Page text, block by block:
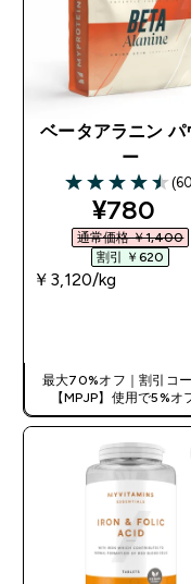
ベータアラニン パ
ー
4.48 out of 5
¥780‎
通常価格 ￥1,400‎
割引 ￥620‎
￥3,120‎/kg
最大70%オフ｜割引コー
【MPJP】使用で5%オ